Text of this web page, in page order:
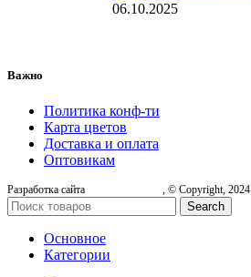
06.10.2025
Важно
Политика конф-ти
Карта цветов
Доставка и оплата
Оптовикам
Разработка сайта , © Copyright, 2024
Search
Основное
Категории